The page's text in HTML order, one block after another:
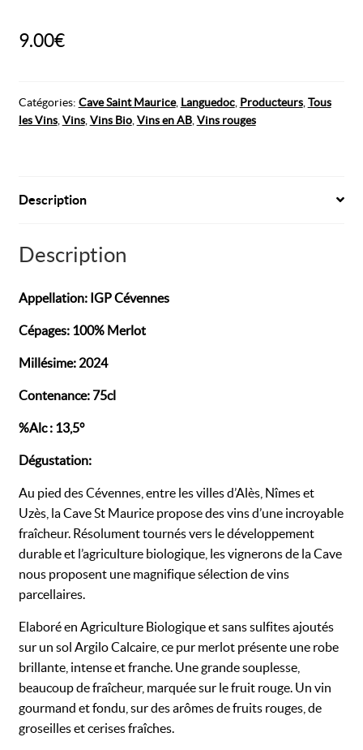
9.00€
Catégories : Cave Saint Maurice, Languedoc, Producteurs, Tous
les Vins, Vins, Vins Bio, Vins en AB, Vins rouges
Description
Description
Appellation: IGP Cévennes
Cépages: 100% Merlot
Millésime: 2024
Contenance: 75cl
%Alc : 13,5°
Dégustation:
Au pied des Cévennes, entre les villes d’Alès, Nîmes et
Uzès, la Cave St Maurice propose des vins d’une incroyable
fraîcheur. Résolument tournés vers le développement
durable et l’agriculture biologique, les vignerons de la Cave
nous proposent une magnifique sélection de vins
parcellaires.
Elaboré en Agriculture Biologique et sans sulfites ajoutés
sur un sol Argilo Calcaire, ce pur merlot présente une robe
brillante, intense et franche. Une grande souplesse,
beaucoup de fraîcheur, marquée sur le fruit rouge. Un vin
gourmand et fondu, sur des arômes de fruits rouges, de
groseilles et cerises fraîches.